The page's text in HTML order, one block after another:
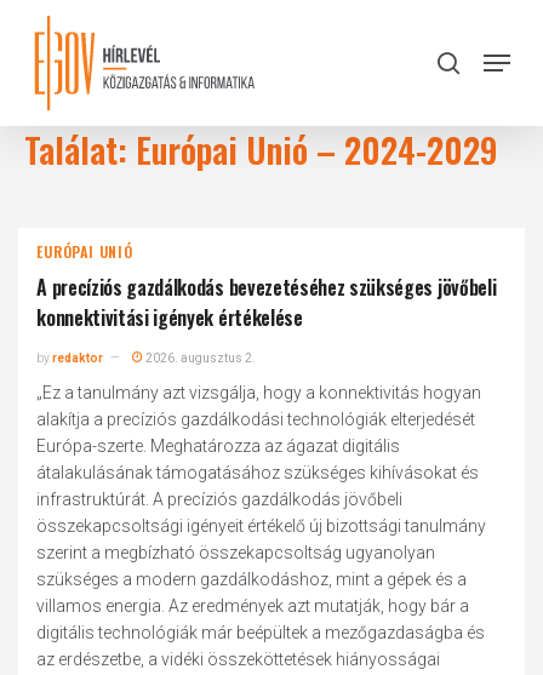
content
search
Menu
Találat: Európai Unió – 2024-2029
EURÓPAI UNIÓ
A precíziós gazdálkodás bevezetéséhez szükséges jövőbeli
konnektivitási igények értékelése
byredaktor 2026. augusztus 2.
„Ez a tanulmány azt vizsgálja, hogy a konnektivitás hogyan
alakítja a precíziós gazdálkodási technológiák elterjedését
Európa-szerte. Meghatározza az ágazat digitális
átalakulásának támogatásához szükséges kihívásokat és
infrastruktúrát. A precíziós gazdálkodás jövőbeli
összekapcsoltsági igényeit értékelő új bizottsági tanulmány
szerint a megbízható összekapcsoltság ugyanolyan
szükséges a modern gazdálkodáshoz, mint a gépek és a
villamos energia. Az eredmények azt mutatják, hogy bár a
digitális technológiák már beépültek a mezőgazdaságba és
az erdészetbe, a vidéki összeköttetések hiányosságai
Close